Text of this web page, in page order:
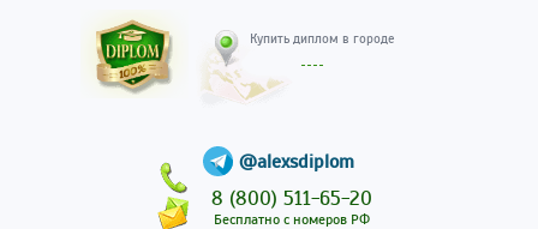
@alexsdiplom
8 (800) 511-65-20
Бесплатно с номеров РФ